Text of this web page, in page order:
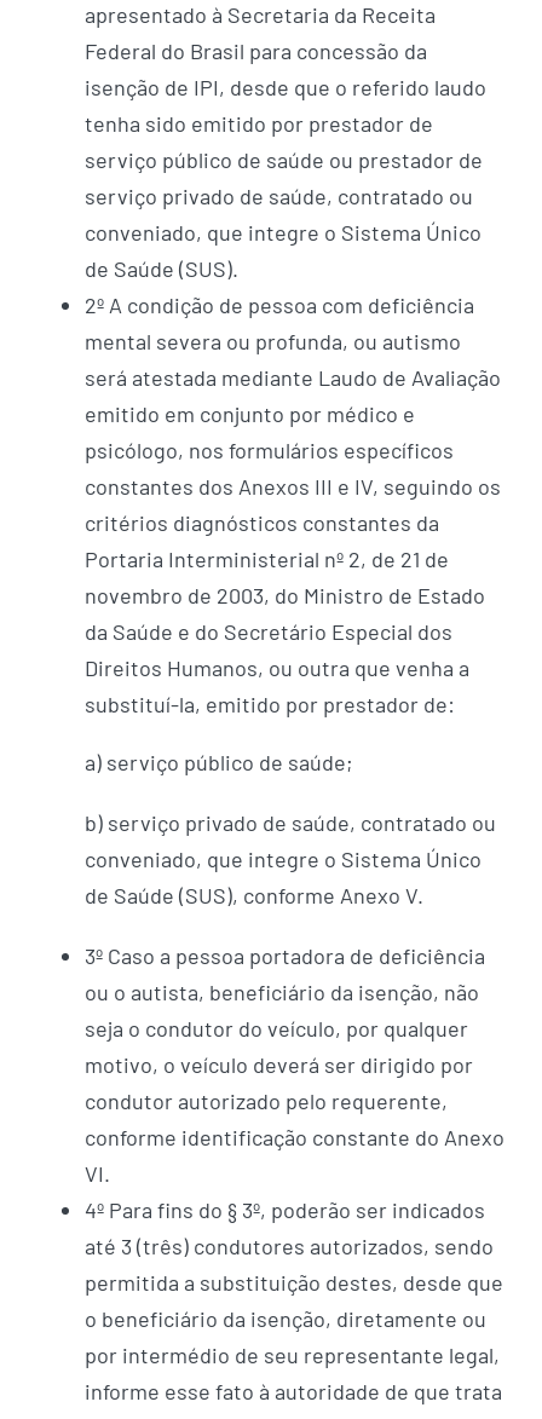
apresentado à Secretaria da Receita
Federal do Brasil para concessão da
isenção de IPI, desde que o referido laudo
tenha sido emitido por prestador de
serviço público de saúde ou prestador de
serviço privado de saúde, contratado ou
conveniado, que integre o Sistema Único
de Saúde (SUS).
2º A condição de pessoa com deficiência
mental severa ou profunda, ou autismo
será atestada mediante Laudo de Avaliação
emitido em conjunto por médico e
psicólogo, nos formulários específicos
constantes dos Anexos III e IV, seguindo os
critérios diagnósticos constantes da
Portaria Interministerial nº 2, de 21 de
novembro de 2003, do Ministro de Estado
da Saúde e do Secretário Especial dos
Direitos Humanos, ou outra que venha a
substituí-la, emitido por prestador de:
a) serviço público de saúde;
b) serviço privado de saúde, contratado ou
conveniado, que integre o Sistema Único
de Saúde (SUS), conforme Anexo V.
3º Caso a pessoa portadora de deficiência
ou o autista, beneficiário da isenção, não
seja o condutor do veículo, por qualquer
motivo, o veículo deverá ser dirigido por
condutor autorizado pelo requerente,
conforme identificação constante do Anexo
VI.
4º Para fins do § 3º, poderão ser indicados
até 3 (três) condutores autorizados, sendo
permitida a substituição destes, desde que
o beneficiário da isenção, diretamente ou
por intermédio de seu representante legal,
informe esse fato à autoridade de que trata